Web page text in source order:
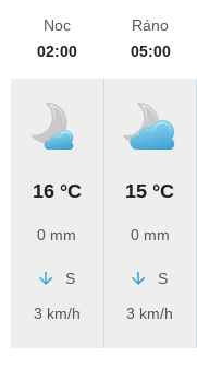
Noc
02:00
16 °C
0 mm
S
3 km/h
Ráno
05:00
15 °C
0 mm
S
3 km/h